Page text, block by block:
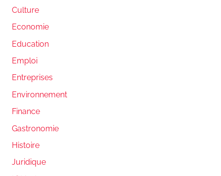
Culture
Economie
Education
Emploi
Entreprises
Environnement
Finance
Gastronomie
Histoire
Juridique